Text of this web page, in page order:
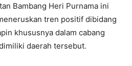
Bambang Heri Purnama ini
tren positif dibidang
khususnya dalam cabang
daerah tersebut.